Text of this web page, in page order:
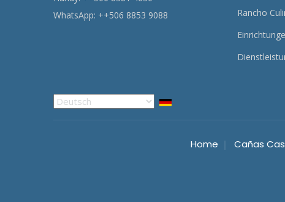
WhatsApp: ++506 8853 9088
Rancho
Select
Home Cañas